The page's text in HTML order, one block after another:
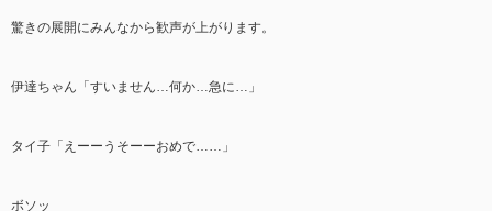
驚きの展開にみんなから歓声が上がります。
伊達ちゃん「すいません…何か…急に…」
タイ子「えーーうそーーおめで……」
ボソッ